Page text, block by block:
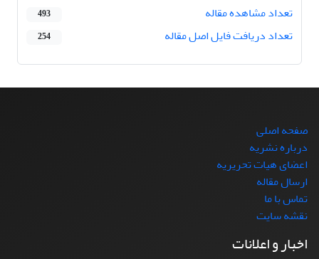
تعداد مشاهده مقاله
493
تعداد دریافت فایل اصل مقاله 254
صفحه اصلی
درباره نشریه
اعضای هیات تحریریه
ارسال مقاله
تماس با ما
نقشه سایت
اخبار و اعلانات